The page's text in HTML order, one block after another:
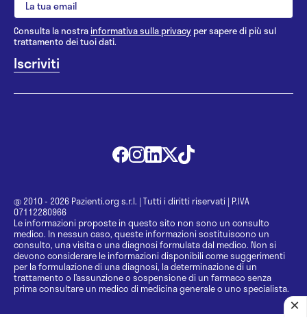
Consulta la nostrainformativa sulla privacy per sapere di più sul
trattamento dei tuoi dati.
@ 2010 - 2026 Pazienti.org s.r.l. | Tutti i diritti riservati | P.IVA
07112280966
Le informazioni proposte in questo sito non sono un consulto
medico. In nessun caso, queste informazioni sostituiscono un
consulto, una visita o una diagnosi formulata dal medico. Non si
devono considerare le informazioni disponibili come suggerimenti
per la formulazione di una diagnosi, la determinazione di un
trattamento o l’assunzione o sospensione di un farmaco senza
prima consultare un medico di medicina generale o uno specialista.